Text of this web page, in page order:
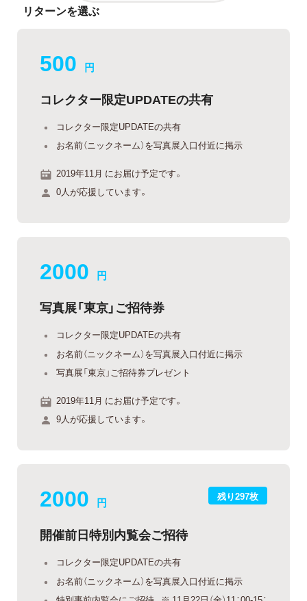
リターンを選ぶ
500 円
コレクター限定UPDATEの共有
コレクター限定UPDATEの共有
お名前（ニックネーム）を写真展入口付近に掲示
2019年11月 にお届け予定です。
0人が応援しています。
2000 円
写真展「東京」ご招待券
コレクター限定UPDATEの共有
お名前（ニックネーム）を写真展入口付近に掲示
写真展「東京」ご招待券プレゼント
2019年11月 にお届け予定です。
9人が応援しています。
残り297枚
2000 円
開催前日特別内覧会ご招待
コレクター限定UPDATEの共有
お名前（ニックネーム）を写真展入口付近に掲示